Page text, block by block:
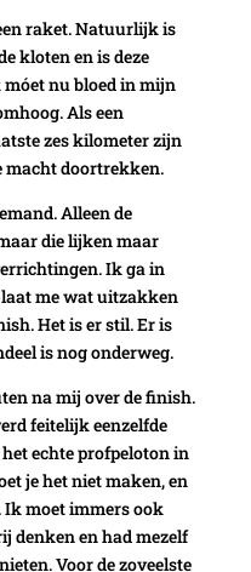
raket. Natuurlijk is
kloten en is deze
nu bloed in mijn
Als een
zes kilometer zijn
macht doortrekken.
Alleen de
die lijken maar
Ik ga in
me wat uitzakken
Het is er stil. Er is
is nog onderweg.
na mij over de finish.
feitelijk eenzelfde
echte profpeloton in
je het niet maken, en
Ik moet immers ook
denken en had mezelf
Voor de zoveelste